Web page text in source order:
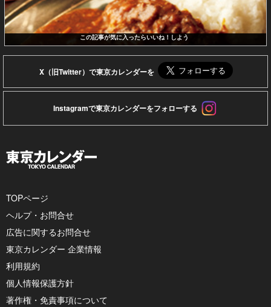
この記事が気に入ったらいいね！しよう
X（旧Twitter）で東京カレンダーを
Instagramで東京カレンダーをフォローする
TOPページ
ヘルプ・お問合せ
広告に関するお問合せ
東京カレンダー 企業情報
利用規約
個人情報保護方針
著作権・免責事項について